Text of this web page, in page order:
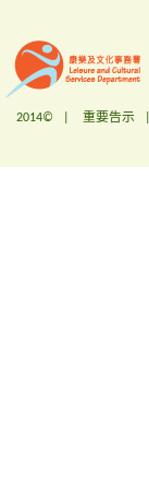
2014© | 重要告示